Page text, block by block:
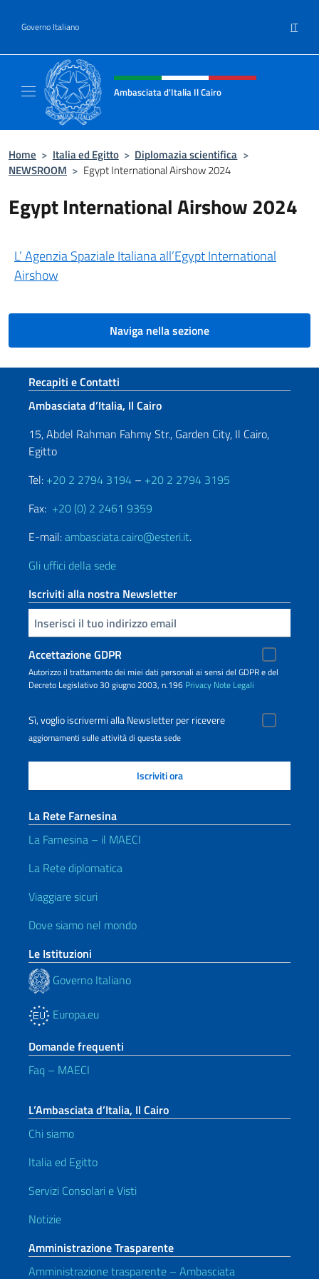
Governo Italiano IT
Intestazione sito, social e menù
Ambasciata d'Italia Il Cairo
Home > Italia ed Egitto > Diplomazia scientifica >
NEWSROOM > Egypt International Airshow 2024
Egypt International Airshow 2024
L’ Agenzia Spaziale Italiana all’Egypt International
Airshow
Naviga nella sezione
Sezione footer
Recapiti e Contatti
Ambasciata d’Italia, Il Cairo
15, Abdel Rahman Fahmy Str., Garden City, Il Cairo,
Egitto
Tel: +20 2 2794 3194 – +20 2 2794 3195
Fax: +20 (0) 2 2461 9359
E-mail:ambasciata.cairo@esteri.it.
Gli uffici della sede
Iscriviti alla nostra Newsletter
Inserisci la tua email
Accettazione GDPR
Autorizzo il trattamento dei miei dati personali ai sensi del GDPR e del
Decreto Legislativo 30 giugno 2003, n.196 Privacy Note Legali
Sì, voglio iscrivermi alla Newsletter per ricevere
aggiornamenti sulle attività di questa sede
La Rete Farnesina
La Farnesina – il MAECI
La Rete diplomatica
Viaggiare sicuri
Dove siamo nel mondo
Le Istituzioni
Governo Italiano
Europa.eu
Domande frequenti
Faq – MAECI
L’Ambasciata d’Italia, Il Cairo
Chi siamo
Italia ed Egitto
Servizi Consolari e Visti
Notizie
Amministrazione Trasparente
Amministrazione trasparente – Ambasciata